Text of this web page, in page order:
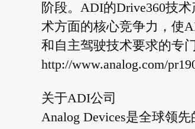
阶段。ADI的Drive360技
术方面的核心竞争力，使
和自主驾驶技术要求的专
http://www.analog.com/
关于ADI公司
Analog Devices是全球领